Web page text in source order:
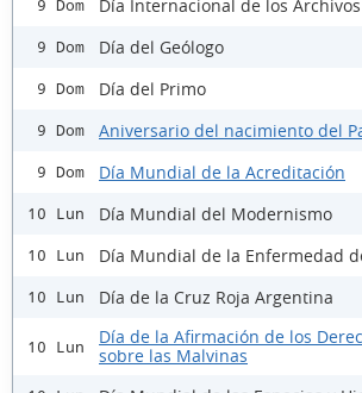
9 Dom Día Internacional de los Archivos
9 Dom Día del Geólogo
9 Dom Día del Primo
9 Dom Aniversario del nacimiento del
9 Dom Día Mundial de la Acreditación
10 Lun Día Mundial del Modernismo
10 Lun Día Mundial de la Enfermedad
10 Lun Día de la Cruz Roja Argentina
10 Lun
Día de la Afirmación de los
sobre las Malvinas